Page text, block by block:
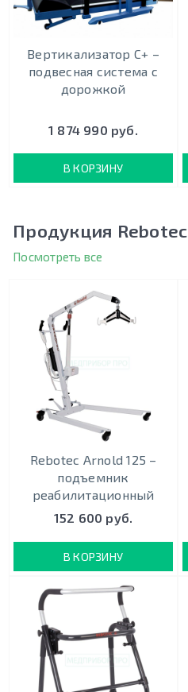
Вертикализатор С+ –
подвесная система с
дорожкой
1 874 990 руб.
В КОРЗИНУ
Продукция Rebotec
Посмотреть все
Rebotec Arnold 125 –
подъемник
реабилитационный
152 600 руб.
В КОРЗИНУ